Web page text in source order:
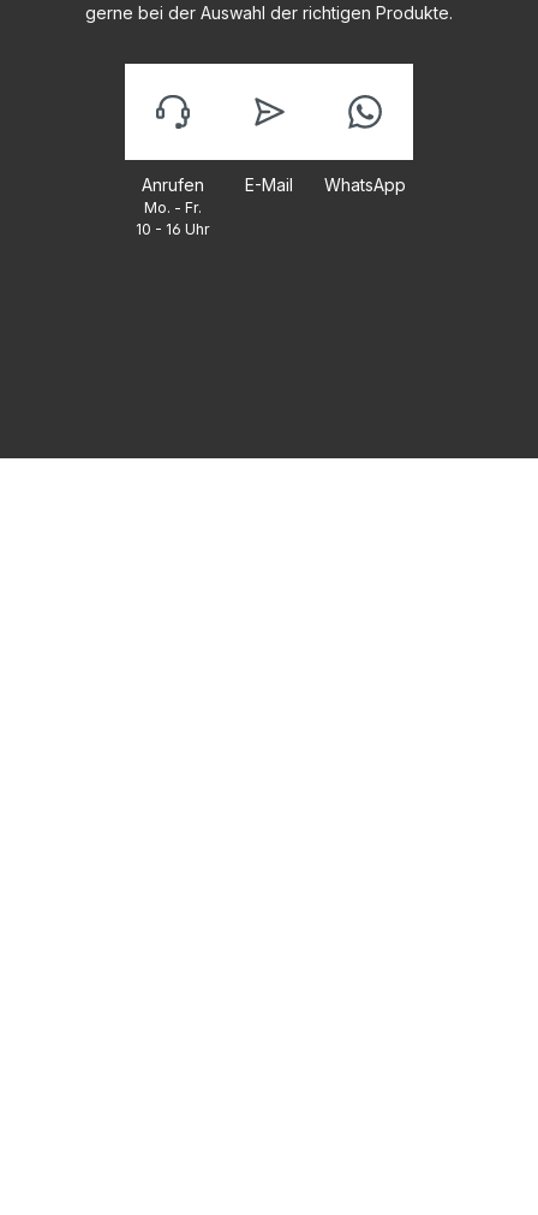
gerne bei der Auswahl der richtigen Produkte.
Anrufen
Mo. - Fr.
10 - 16 Uhr
E-Mail WhatsApp